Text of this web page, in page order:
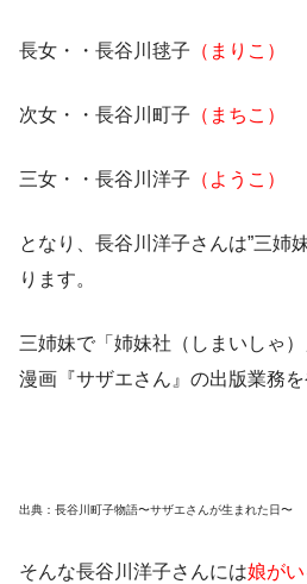
長女・・長谷川毬子 （まりこ）
次女・・長谷川町子 （まちこ）
三女・・長谷川洋子 （ようこ）
となり、長谷川洋子さんは”三姉
ります。
三姉妹で「 姉妹社（しまいしゃ）
漫画『サザエさん』の出版業務
出典：長谷川町子物語〜サザエさんが生まれた日〜
そんな長谷川洋子さんには娘が